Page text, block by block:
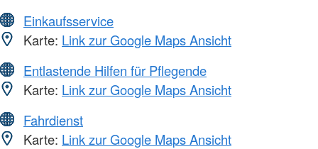
Einkaufsservice
Karte: Link zur Google Maps Ansicht
Entlastende Hilfen für Pflegende
Karte: Link zur Google Maps Ansicht
Fahrdienst
Karte: Link zur Google Maps Ansicht